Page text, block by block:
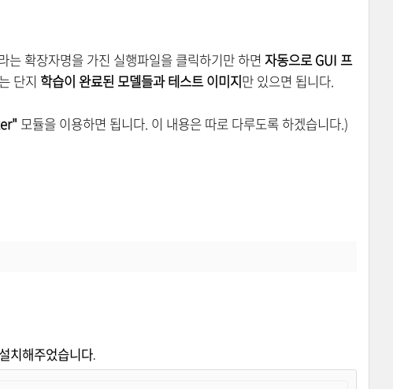
는 확장자명을 가진 실행파일을 클릭하기만 하면 자동으로 GUI 프
단지 학습이 완료된 모델들과 테스트 이미지만 있으면 됩니다.
모듈을 이용하면 됩니다. 이 내용은 따로 다루도록 하겠습니다.)
치해주었습니다.